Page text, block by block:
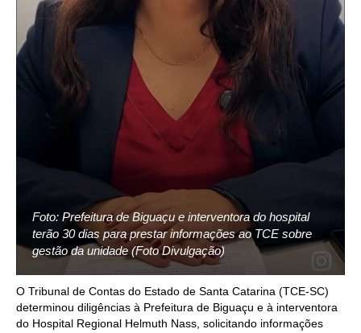
Foto: Prefeitura de Biguaçu e interventora do hospital
terão 30 dias para prestar informações ao TCE sobre
gestão da unidade (Foto Divulgação)
O Tribunal de Contas do Estado de Santa Catarina (TCE-SC)
determinou diligências à Prefeitura de Biguaçu e à interventora
do Hospital Regional Helmuth Nass, solicitando informações